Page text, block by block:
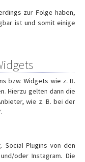
zur Folge haben,
ist und somit einige
bzw. Widgets wie z. B.
Hierzu gelten dann die
wie z. B. bei der
Social Plugins von den
oder Instagram. Die